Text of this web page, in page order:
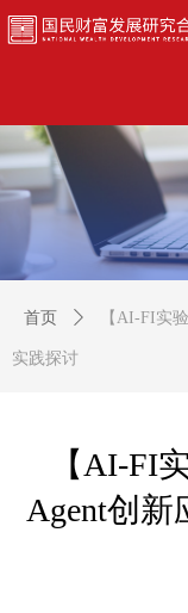
首页 ꄲ 【AI-FI实
实践探讨
【AI-FI
Agent创